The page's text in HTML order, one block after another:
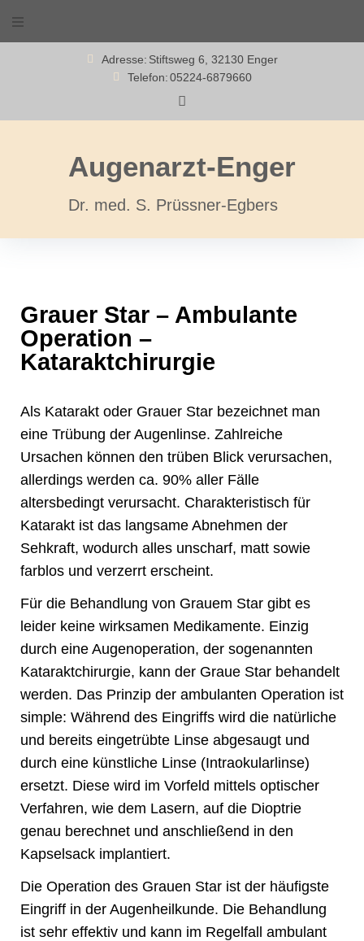
Adresse: Stiftsweg 6, 32130 Enger
Telefon:05224-6879660
Augenarzt-Enger
Dr. med. S. Prüssner-Egbers
Grauer Star – Ambulante
Operation –
Kataraktchirurgie
Als Katarakt oder Grauer Star bezeichnet man
eine Trübung der Augenlinse. Zahlreiche
Ursachen können den trüben Blick verursachen,
allerdings werden ca. 90% aller Fälle
altersbedingt verursacht. Charakteristisch für
Katarakt ist das langsame Abnehmen der
Sehkraft, wodurch alles unscharf, matt sowie
farblos und verzerrt erscheint.
Für die Behandlung von Grauem Star gibt es
leider keine wirksamen Medikamente. Einzig
durch eine Augenoperation, der sogenannten
Kataraktchirurgie, kann der Graue Star behandelt
werden. Das Prinzip der ambulanten Operation ist
simple: Während des Eingriffs wird die natürliche
und bereits eingetrübte Linse abgesaugt und
durch eine künstliche Linse (Intraokularlinse)
ersetzt. Diese wird im Vorfeld mittels optischer
Verfahren, wie dem Lasern, auf die Dioptrie
genau berechnet und anschließend in den
Kapselsack implantiert.
Die Operation des Grauen Star ist der häufigste
Eingriff in der Augenheilkunde. Die Behandlung
ist sehr effektiv und kann im Regelfall ambulant